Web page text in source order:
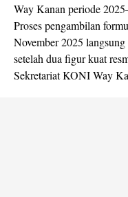
Way Kanan periode
Proses pengambilan
November 2025
setelah dua figur kuat
Sekretariat KONI Way